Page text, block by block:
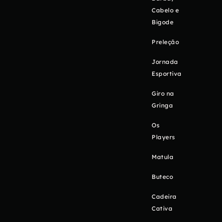
Cabelo e
Bigode
Preleção
Jornada
Esportiva
Giro na
Gringa
Os
Players
Matula
Buteco
Cadeira
Cativa